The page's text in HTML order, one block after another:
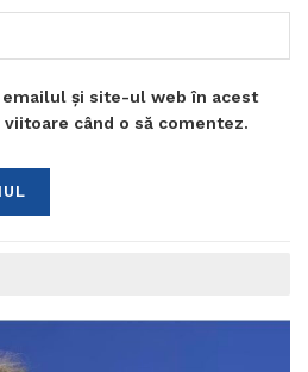
și site-ul web în acest
când o să comentez.